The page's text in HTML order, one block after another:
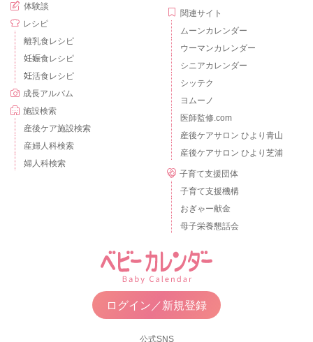
体験談
レシピ
離乳食レシピ
妊娠食レシピ
妊活食レシピ
成長アルバム
施設検索
産後ケア施設検索
産婦人科検索
婦人科検索
関連サイト
ムーンカレンダー
ウーマンカレンダー
シニアカレンダー
シッテク
ヨムーノ
医師監修.com
産後ケアサロン ひより青山
産後ケアサロン ひより芝浦
子育て支援団体
子育て支援機構
おぎゃー献金
母子栄養懇話会
ログイン／新規登録
公式SNS